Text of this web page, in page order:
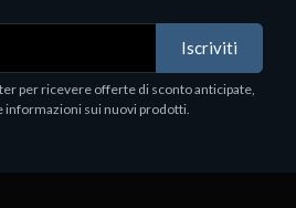
Iscriviti
per ricevere offerte di sconto anticipate,
informazioni sui nuovi prodotti.